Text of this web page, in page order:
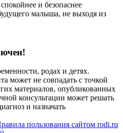
и безопаснее
малыша, не выходя из
родах и детях.
может не совпадать с точкой
материалов, опубликованных
консультации может решать
и назначать
пользования сайтом rodi.ru